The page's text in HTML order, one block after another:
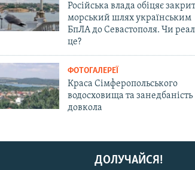
Російська влада обіцяє
морський шлях українським
БпЛА до Севастополя. Чи
це?
ФОТОГАЛЕРЕЇ
Краса Сімферопольського
водосховища та занедбаність
довкола
ДОЛУЧАЙСЯ!